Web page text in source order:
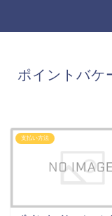
ポイントバケ
支払い方法